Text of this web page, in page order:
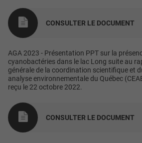
CONSULTER LE DOCUMENT
AGA 2023 - Présentation PPT sur la
cyanobactéries dans le lac Long suite au
générale de la coordination scientifique et
analyse environnementale du Québec
reçu le 22 octobre 2022.
CONSULTER LE DOCUMENT